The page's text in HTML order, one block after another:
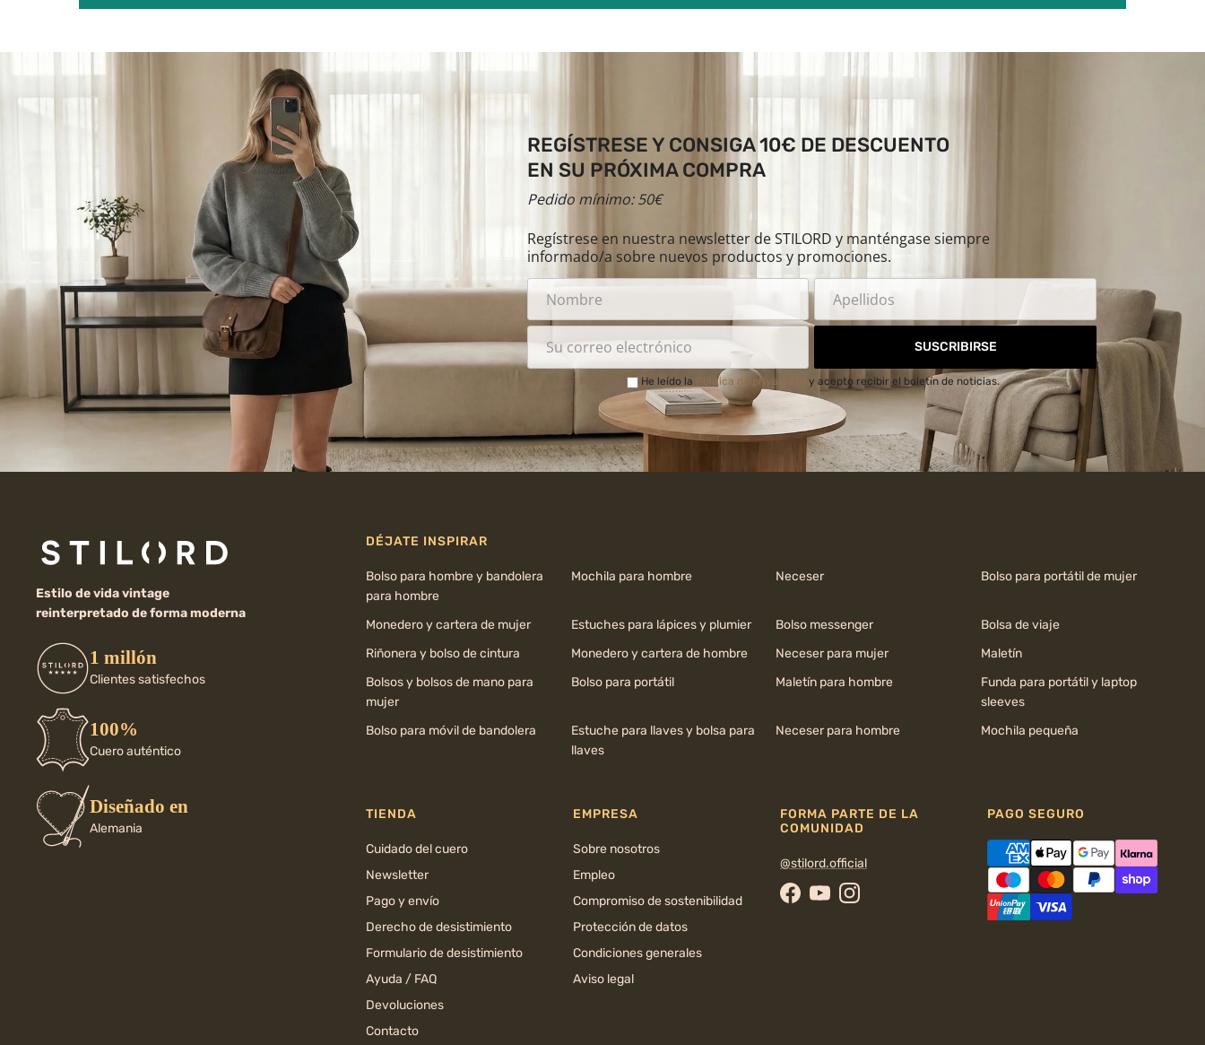
REGÍSTRESE Y CONSIGA 10€ DE DESCUENTO
EN SU PRÓXIMA COMPRA
Pedido mínimo: 50€
Regístrese en nuestra newsletter de STILORD y manténgase siempre
informado/a sobre nuevos productos y promociones.
SUSCRIBIRSE
He leído la Política de privacidad y acepto recibir el boletín de noticias.
Estilo de vida vintage
reinterpretado de forma moderna
1 millón
Clientes satisfechos
100%
Cuero auténtico
Diseñado en
Alemania
DÉJATE INSPIRAR
Bolso para hombre y bandolera
para hombre
Mochila para hombre Neceser Bolso para portátil de mujer
Monedero y cartera de mujer Estuches para lápices y plumier Bolso messenger
Bolsa de viaje
Riñonera y bolso de cintura
Monedero y cartera de hombre Neceser para mujer
Maletín
Bolsos y bolsos de mano para
mujer
Bolso para portátil Maletín para hombre
Funda para portátil y laptop
sleeves
Bolso para móvil de bandolera
Estuche para llaves y bolsa para
llaves
Neceser para hombre Mochila pequeña
TIENDA
Cuidado del cuero
Newsletter
Pago y envío
Derecho de desistimiento
Formulario de desistimiento
Ayuda / FAQ
Devoluciones
Contacto
EMPRESA
Sobre nosotros
Empleo
Compromiso de sostenibilidad
Protección de datos
Condiciones generales
Aviso legal
FORMA PARTE DE LA
COMUNIDAD
@stilord.official
Facebook
YouTubeInstagram
PAGO SEGURO